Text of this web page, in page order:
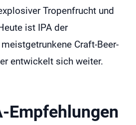
Tropenfrucht und
ist IPA der
Craft-Beer-
entwickelt sich weiter.
Empfehlungen